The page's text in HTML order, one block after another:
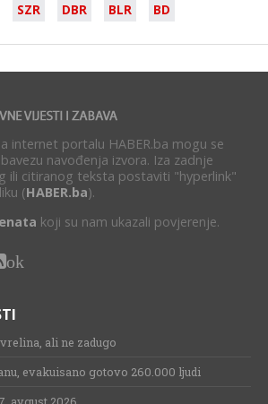
SZR DBR BLR BD
internet portalu HABER.ba mogu se
navođenja izvora. Iza zadnje
ili citiranog teksta postaviti "hyperlink"
(HABER.ba).
koji su nam ukazali povjerenje.
ok
ali ne zadugo
evakuisano gotovo 260.000 ljudi